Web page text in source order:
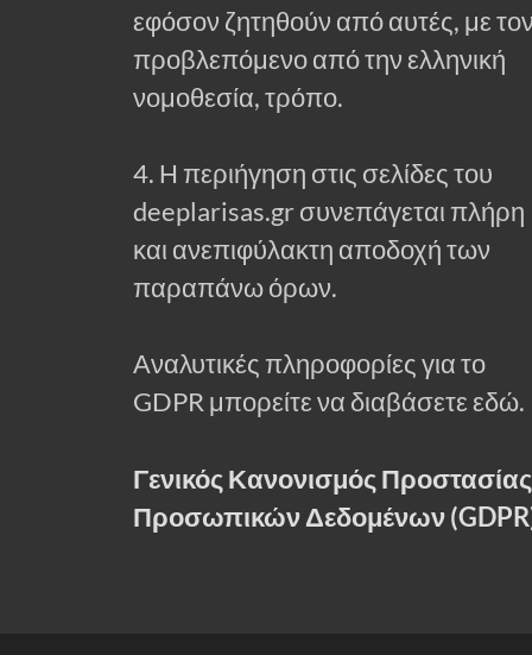
εφόσον ζητηθούν από αυτές, με
προβλεπόμενο από την ελληνική
νομοθεσία, τρόπο.
4. Η περιήγηση στις σελίδες του
deeplarisas.gr συνεπάγεται πλήρη
και ανεπιφύλακτη αποδοχή των
παραπάνω όρων.
Αναλυτικές πληροφορίες για το
GDPR μπορείτε να διαβάσετε εδώ.
Γενικός Κανονισμός Προστασίας
Προσωπικών Δεδομένων